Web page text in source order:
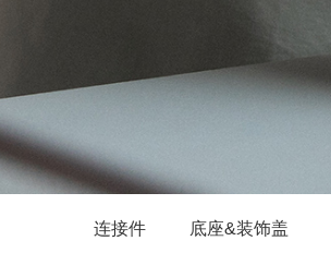
连接件 底座&装饰盖